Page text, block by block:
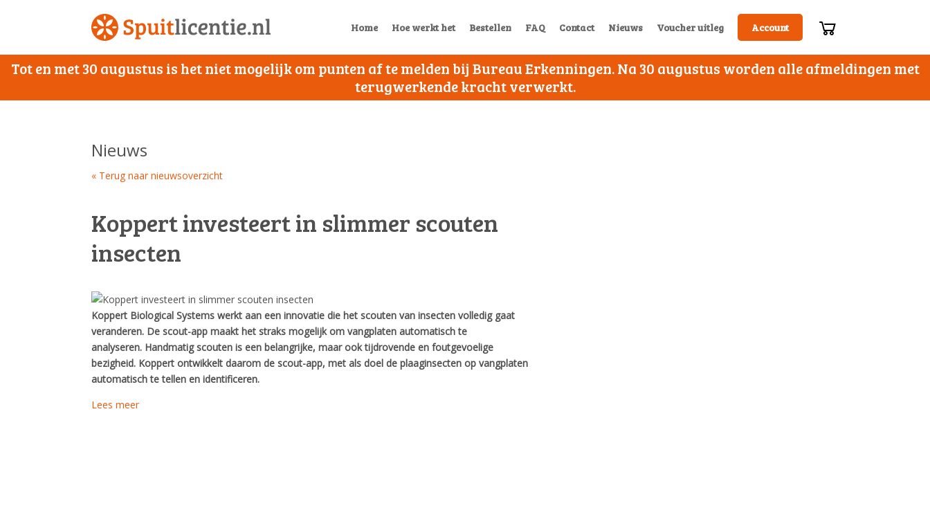
Home Hoe werkt het Bestellen FAQ Contact Nieuws Voucher uitleg Account
Tot en met 30 augustus is het niet mogelijk om punten af te melden bij Bureau Erkenningen. Na 30 augustus worden alle afmeldingen met
terugwerkende kracht verwerkt.
Nieuws
« Terug naar nieuwsoverzicht
Koppert investeert in slimmer scouten
insecten
Koppert Biological Systems werkt aan een innovatie die het scouten van insecten volledig gaat
veranderen. De scout-app maakt het straks mogelijk om vangplaten automatisch te
analyseren. Handmatig scouten is een belangrijke, maar ook tijdrovende en foutgevoelige
bezigheid. Koppert ontwikkelt daarom de scout-app, met als doel de plaaginsecten op vangplaten
automatisch te tellen en identificeren.
Lees meer